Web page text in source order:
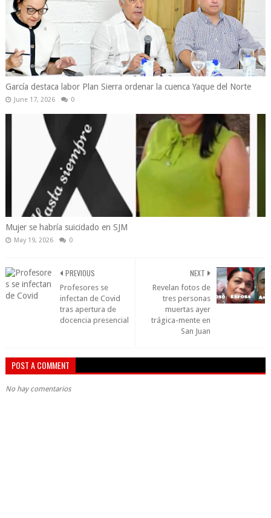
García destaca labor Plan Sierra ordenar la cuenca Yaque del Norte
June 17, 2026 0
Mujer se habría suicidado en SJM
May 19, 2026 0
NEXT
Revelan fotos de
tres personas
muertas ayer
trágica-mente en
San Juan
PREVIOUS
Profesores se
infectan de Covid
tras apertura de
docencia presencial
POST A COMMENT
No hay comentarios